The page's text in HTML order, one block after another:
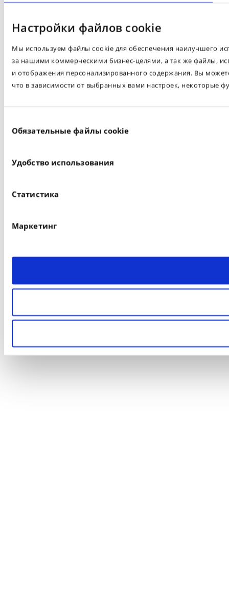
Настройки файлов cookie
Мы используем файлы cookie для обеспечения наилучшего
за нашими коммерческими бизнес-целями, а так же файлы,
и отображения персонализированного содержания. Вы
что в зависимости от выбранных вами настроек, некоторые
согласия
Обязательные файлы cookie
Удобство использования
Статистика
Маркетинг